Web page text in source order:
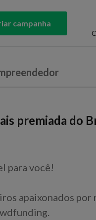
campanha
premiada do
para você!
apaixonados por